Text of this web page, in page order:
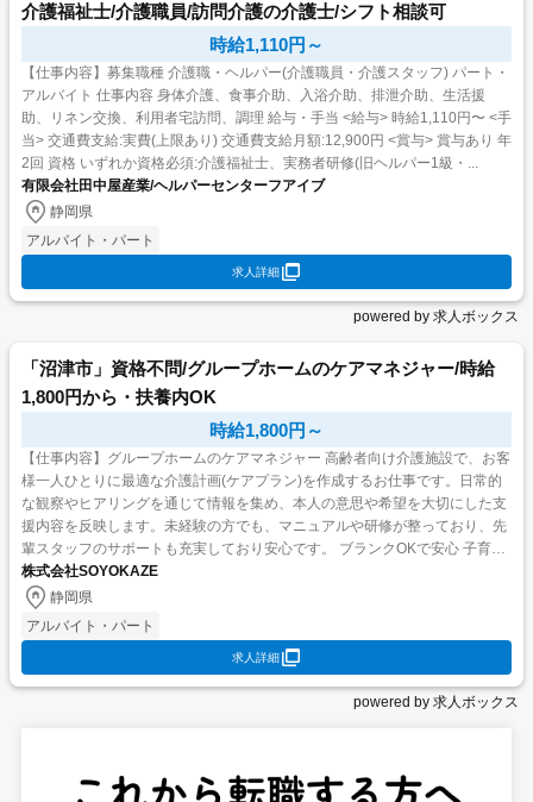
介護福祉士/介護職員/訪問介護の介護士/シフト相談可
時給1,110円～
【仕事内容】募集職種 介護職・ヘルパー(介護職員・介護スタッフ) パート・
アルバイト 仕事内容 身体介護、食事介助、入浴介助、排泄介助、生活援
助、リネン交換、利用者宅訪問、調理 給与・手当 <給与> 時給1,110円〜 <手
当> 交通費支給:実費(上限あり) 交通費支給月額:12,900円 <賞与> 賞与あり 年
2回 資格 いずれか資格必須:介護福祉士、実務者研修(旧ヘルパー1級・...
有限会社田中屋産業/ヘルパーセンターフアイブ
静岡県
アルバイト・パート
求人詳細
powered by 求人ボックス
「沼津市」資格不問/グループホームのケアマネジャー/時給
1,800円から・扶養内OK
時給1,800円～
【仕事内容】グループホームのケアマネジャー 高齢者向け介護施設で、お客
様一人ひとりに最適な介護計画(ケアプラン)を作成するお仕事です。日常的
な観察やヒアリングを通じて情報を集め、本人の意思や希望を大切にした支
援内容を反映します。未経験の方でも、マニュアルや研修が整っており、先
輩スタッフのサポートも充実しており安心です。 ブランクOKで安心 子育て
や介護などで現場を離れていた方も大歓迎!丁寧な...
株式会社SOYOKAZE
静岡県
アルバイト・パート
求人詳細
powered by 求人ボックス